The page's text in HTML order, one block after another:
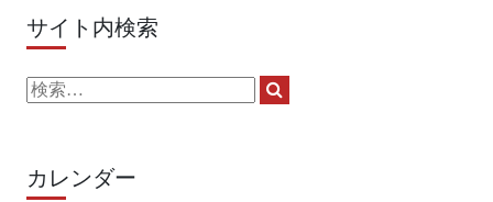
サイト内検索
検
カレンダー